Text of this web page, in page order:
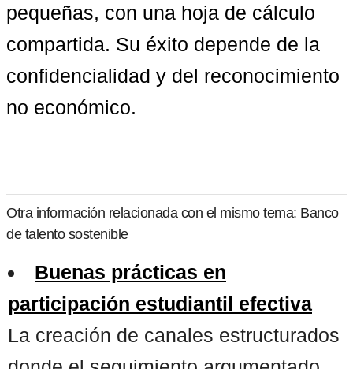
pequeñas, con una hoja de cálculo
compartida. Su éxito depende de la
confidencialidad y del reconocimiento
no económico.
Otra información relacionada con el mismo tema: Banco
de talento sostenible
Buenas prácticas en
participación estudiantil efectiva
La creación de canales estructurados